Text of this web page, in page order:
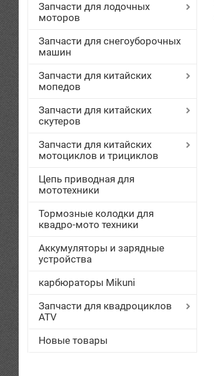
Запчасти для лодочных
моторов
Запчасти для снегоуборочных
машин
Запчасти для китайских
мопедов
Запчасти для китайских
скутеров
Запчасти для китайских
мотоциклов и трициклов
Цепь приводная для
мототехники
Тормозные колодки для
квадро-мото техники
Аккумуляторы и зарядные
устройства
карбюраторы Mikuni
Запчасти для квадроциклов
ATV
Новые товары